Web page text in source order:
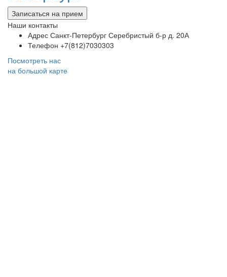
Записаться на прием
Наши контакты
Адрес Санкт-Петербург Серебристый б-р д. 20А
Телефон +7(812)7030303
Посмотреть нас
на большой карте